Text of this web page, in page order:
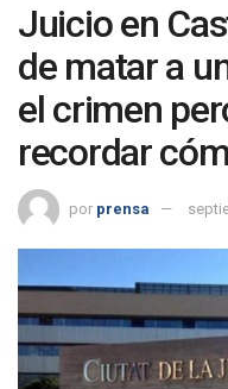
Juicio en
de matar a
el crimen
recordar
por prensa